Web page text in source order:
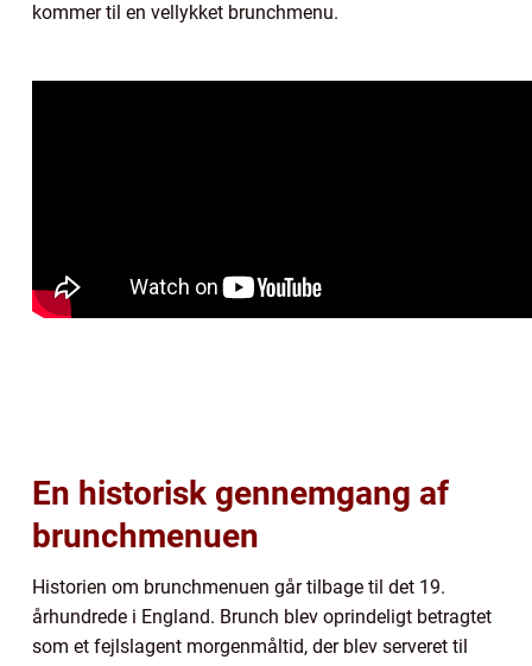
kommer til en vellykket brunchmenu.
En historisk gennemgang af
brunchmenuen
Historien om brunchmenuen går tilbage til det 19.
århundrede i England. Brunch blev oprindeligt betragtet
som et fejlslagent morgenmåltid, der blev serveret til